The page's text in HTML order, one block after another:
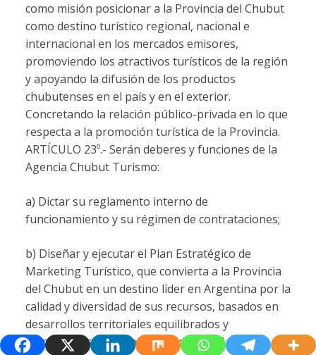
como misión posicionar a la Provincia del Chubut
como destino turístico regional, nacional e
internacional en los mercados emisores,
promoviendo los atractivos turísticos de la región
y apoyando la difusión de los productos
chubutenses en el país y en el exterior.
Concretando la relación público-privada en lo que
respecta a la promoción turística de la Provincia.
ARTÍCULO 23º.- Serán deberes y funciones de la
Agencia Chubut Turismo:
a) Dictar su reglamento interno de
funcionamiento y su régimen de contrataciones;
b) Diseñar y ejecutar el Plan Estratégico de
Marketing Turístico, que convierta a la Provincia
del Chubut en un destino líder en Argentina por la
calidad y diversidad de sus recursos, basados en
desarrollos territoriales equilibrados y
respetuosos del ambiente e identidad de sus